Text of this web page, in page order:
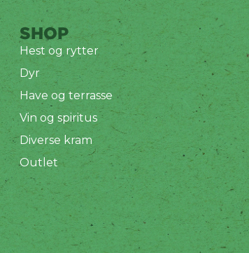
SHOP
Hest og rytter
Dyr
Have og terrasse
Vin og spiritus
Diverse kram
Outlet